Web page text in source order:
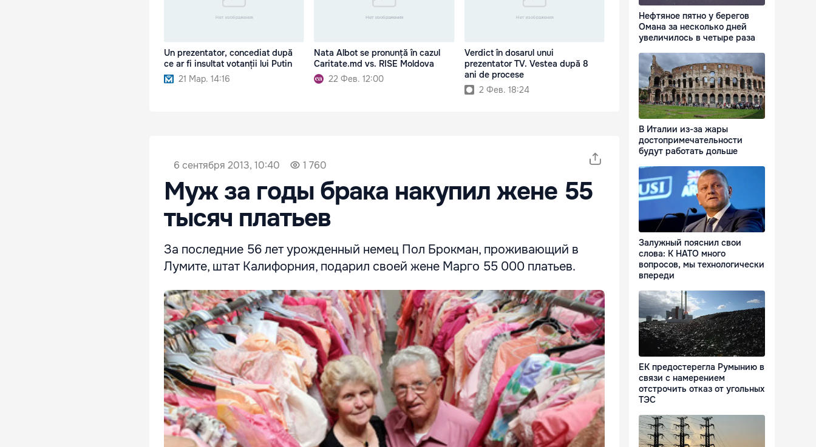
Un prezentator, concediat după
ce ar fi insultat votanții lui Putin
21 Мар. 14:16
Nata Albot se pronunță în cazul
Caritate.md vs. RISE Moldova
22 Фев. 12:00
Verdict în dosarul unui
prezentator TV. Vestea după 8
ani de procese
2 Фев. 18:24
6 сентября 2013, 10:40 1 760
Муж за годы брака накупил жене 55
тысяч платьев
За последние 56 лет урожденный немец Пол Брокман, проживающий в
Лумите, штат Калифорния, подарил своей жене Марго 55 000 платьев.
Нефтяное пятно у берегов
Омана за несколько дней
увеличилось в четыре раза
В Италии из-за жары
достопримечательности
будут работать дольше
Залужный пояснил свои
слова: К НАТО много
вопросов, мы технологически
впереди
ЕК предостерегла Румынию в
связи с намерением
отстрочить отказ от угольных
ТЭС